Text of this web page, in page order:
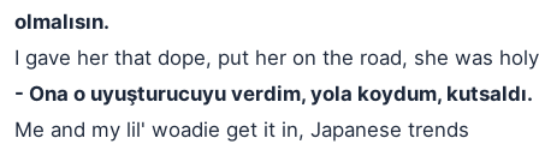
olmalısın.
I gave her that dope, put her on the road, she was holy
- Ona o uyuşturucuyu verdim, yola koydum, kutsaldı.
Me and my lil' woadie get it in, Japanese trends